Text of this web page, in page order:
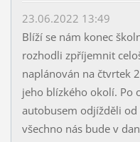
23.06.2022 13:49
Blíží se nám konec
rozhodli zpříjemnit
naplánován na čtvrtek
jeho blízkého okolí. Po
autobusem odjížděli
všechno nás bude v